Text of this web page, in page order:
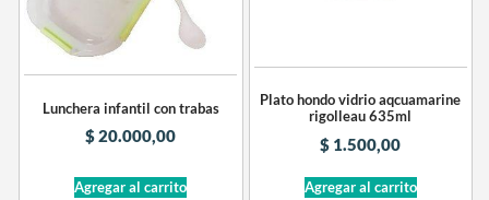
Lunchera infantil con trabas
$20.000,00
Agregar al carrito
Plato hondo vidrio aqcuamarine
rigolleau 635ml
$ 1.500,00
Agregar al carrito